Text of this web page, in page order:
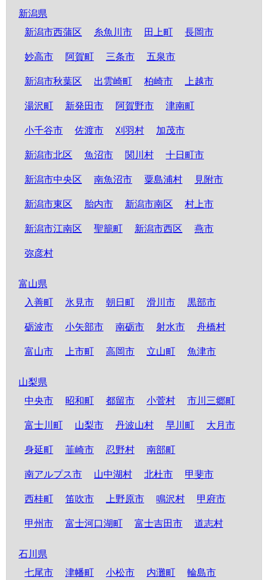
新潟県
新潟市西蒲区
糸魚川市 田上町 長岡市
妙高市 阿賀町 三条市 五泉市
新潟市秋葉区 出雲崎町 柏崎市 上越市
湯沢町 新発田市 阿賀野市 津南町
小千谷市 佐渡市 刈羽村 加茂市
新潟市北区 魚沼市 関川村 十日町市
新潟市中央区 南魚沼市 粟島浦村 見附市
新潟市東区 胎内市 新潟市南区 村上市
新潟市江南区 聖籠町 新潟市西区 燕市
弥彦村
富山県
入善町
氷見市 朝日町 滑川市 黒部市
砺波市 小矢部市 南砺市 射水市 舟橋村
富山市 上市町 高岡市 立山町 魚津市
山梨県
中央市
昭和町 都留市 小菅村 市川三郷町
富士川町 山梨市 丹波山村 早川町 大月市
身延町 韮崎市 忍野村 南部町
南アルプス市 山中湖村 北杜市 甲斐市
西桂町 笛吹市 上野原市 鳴沢村 甲府市
甲州市 富士河口湖町 富士吉田市 道志村
石川県
七尾市
津幡町 小松市 内灘町 輪島市